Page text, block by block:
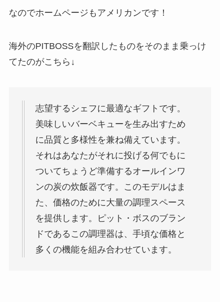
なのでホームページもアメリカンです！
海外のPITBOSSを翻訳したものをそのまま乗っけ
てたのがこちら↓
志望するシェフに最適なギフトです。
美味しいバーベキューを生み出すため
に品質と多様性を兼ね備えています。
それはあなたがそれに投げる何でもに
ついてちょうど準備するオールインワ
ンの炭の炊飯器です。このモデルはま
た、価格のために大量の調理スペース
を提供します。ピット・ボスのブラン
ドであるこの調理器は、手頃な価格と
多くの機能を組み合わせています。